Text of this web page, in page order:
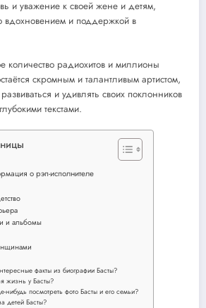
и уважение к своей жене и детям,
вдохновением и поддержкой в
количество радиохитов и миллионы
скромным и талантливым артистом,
и удивлять своих поклонников
текстами.
о рэп-исполнителе
и альбомы
факты из биографии Басты?
жизнь у Басты?
нибудь посмотреть фото Басты и его семьи?
детей Басты?